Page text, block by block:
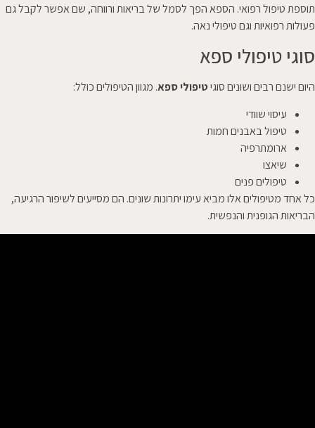
תוספת טיפול רפואי. הספא הפך לסמל של בריאות ורווחה, שם אפשר לקבל גם
פעולות רפואיות וגם טיפולי נאה.
סוגי טיפולי ספא
היום ישנם רבים ושונים סוגיטיפולי ספא. מגוון הטיפולים כולל:
עיסוי שוודי
טיפול באבנים חמות
ארומתרפיה
שיאצו
טיפולים פנים
כל אחד מטיפולים אלו מביא עימו יתרונות שונים. הם מסייעים לשיפור הרגיעה,
הבריאות הגופנית והנפשית.